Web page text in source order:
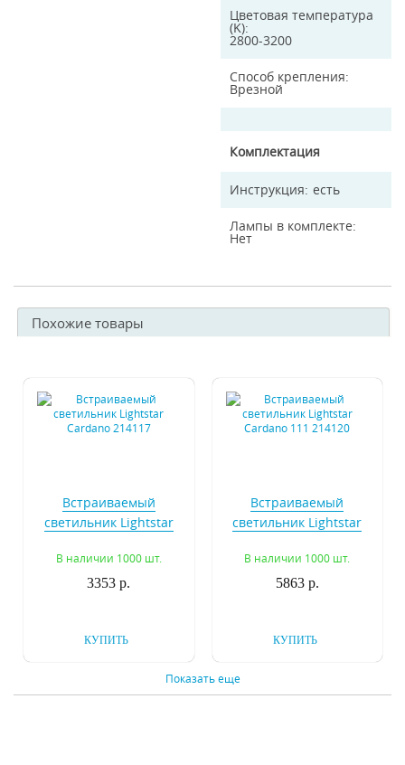
Цветовая температура
(K)
2800-3200
Способ крепления
Врезной
Комплектация
Инструкция есть
Лампы в комплекте
Нет
Похожие товары
Встраиваемый
светильник Lightstar
В наличии 1000 шт.
3353 р.
КУПИТЬ
Встраиваемый
светильник Lightstar
В наличии 1000 шт.
5863 р.
КУПИТЬ
Показать еще